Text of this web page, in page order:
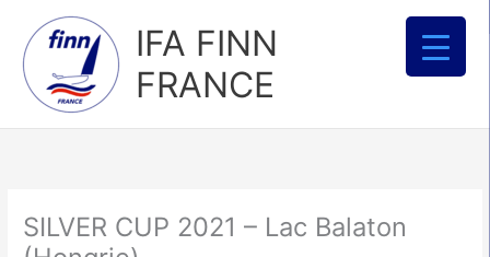
contenu
IFA FINN
FRANCE
SILVER CUP 2021 – Lac Balaton